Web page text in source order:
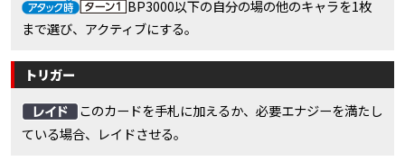
BP3000以下の自分の場の他のキャラを1枚
まで選び、アクティブにする。
トリガー
このカードを手札に加えるか、必要エナジーを満たし
ている場合、レイドさせる。